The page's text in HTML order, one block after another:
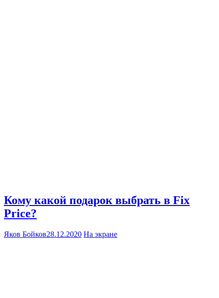
Кому какой подарок выбрать в Fix
Price?
Яков Бойков28.12.2020 На экране